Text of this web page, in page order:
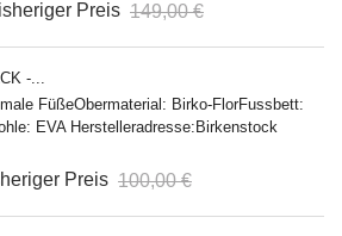
Preis 149,00 €
-...
FüßeObermaterial: Birko-FlorFussbett:
EVA Herstelleradresse:Birkenstock
Preis 100,00 €